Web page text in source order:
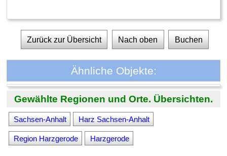
Zurück zur Übersicht Nach oben Buchen
Ähnliche Objekte:
Gewählte Regionen und Orte. Übersichten.
Sachsen-Anhalt Harz Sachsen-Anhalt
Region Harzgerode Harzgerode